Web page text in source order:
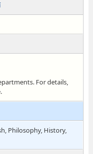
For details,
Philosophy, History,